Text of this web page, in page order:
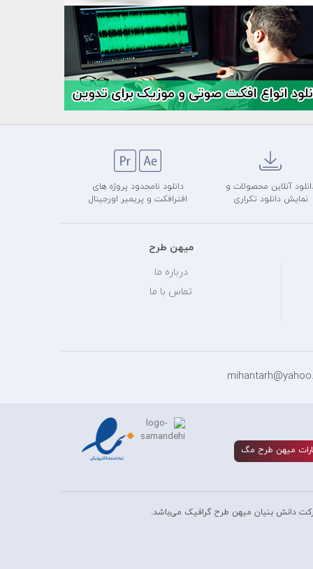
آنلاین محصولات و
نمایش دانلود تکراری
دانلود نامحدود پروژه های
افترافکت و پریمیر اورجینال
میهن طرح
درباره ما
تماس با ما
ميهن طرح مگ
دانش بنیان میهن طرح گرافیک می‌باشد.